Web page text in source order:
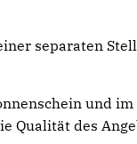
separaten
und
Qualität des